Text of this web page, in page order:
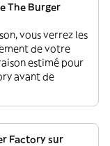
The Burger
vous verrez les
de votre
estimé pour
avant de
Factory sur